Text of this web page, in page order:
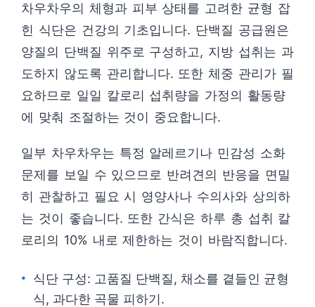
차우차우의 체형과 피부 상태를 고려한 균형 잡
힌 식단은 건강의 기초입니다. 단백질 공급원은
양질의 단백질 위주로 구성하고, 지방 섭취는 과
도하지 않도록 관리합니다. 또한 체중 관리가 필
요하므로 일일 칼로리 섭취량을 가정의 활동량
에 맞춰 조절하는 것이 중요합니다.
일부 차우차우는 특정 알레르기나 민감성 소화
문제를 보일 수 있으므로 반려견의 반응을 면밀
히 관찰하고 필요 시 영양사나 수의사와 상의하
는 것이 좋습니다. 또한 간식은 하루 총 섭취 칼
로리의 10% 내로 제한하는 것이 바람직합니다.
식단 구성: 고품질 단백질, 채소를 곁들인 균형
식, 과다한 곡물 피하기.